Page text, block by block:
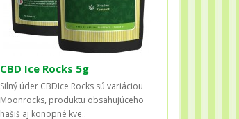
CBD Ice Rocks 5g
Silný úder CBDIce Rocks sú variáciou
Moonrocks, produktu obsahujúceho
hašiš aj konopné kve..